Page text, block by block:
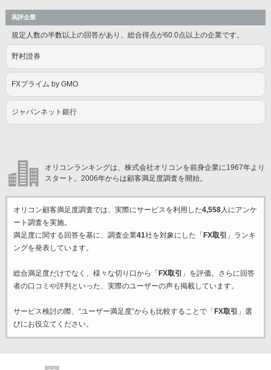
高評企業
規定人数の半数以上の回答があり、総合得点が60.0点以上の企業です。
野村證券
FXプライム by GMO
ジャパンネット銀行
オリコンランキングは、株式会社オリコンを前身企業に1967年より
スタート。2006年からは顧客満足度調査を開始。
オリコン顧客満足度調査では、実際にサービスを利用した4,558人にアンケ
ート調査を実施。
満足度に関する回答を基に、調査企業41社を対象にした「 FX取引
」ランキ
ングを発表しています。
総合満足度だけでなく、様々な切り口から「 FX取引
」を評価。さらに回答
者の口コミや評判といった、実際のユーザーの声も掲載しています。
サービス検討の際、“ユーザー満足度”からも比較することで「 FX取引
」選
びにお役立てください。